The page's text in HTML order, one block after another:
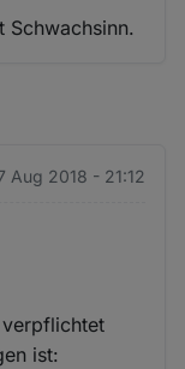
Schwachsinn.
Aug 2018 - 21:12
verpflichtet
ist: